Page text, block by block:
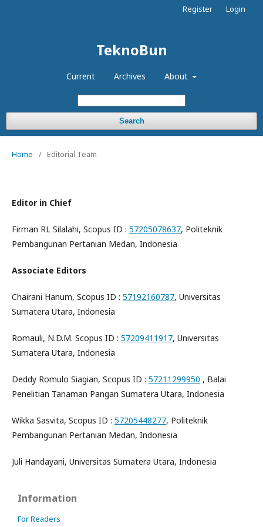
TeknoBun
Current Archives About
Search
Register Login
Home / Editorial Team
Editor in Chief
Firman RL Silalahi, Scopus ID : 57205078637, Politeknik
Pembangunan Pertanian Medan, Indonesia
Associate Editors
Chairani Hanum, Scopus ID : 57192160787, Universitas
Sumatera Utara, Indonesia
Romauli, N.D.M. Scopus ID : 57209411917, Universitas
Sumatera Utara, Indonesia
Deddy Romulo Siagian, Scopus ID : 57211299950 , Balai
Penelitian Tanaman Pangan Sumatera Utara, Indonesia
Wikka Sasvita, Scopus ID : 57205448277, Politeknik
Pembangunan Pertanian Medan, Indonesia
Juli Handayani, Universitas Sumatera Utara, Indonesia
Information
For Readers